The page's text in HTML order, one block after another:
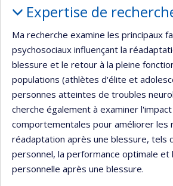
Expertise de
Ma recherche examine les principaux
psychosociaux influençant la
blessure et le retour à la pleine
populations (athlètes d'élite et
personnes atteintes de troubles
cherche également à examiner
comportementales pour améliorer les
réadaptation après une blessure, tels
personnel, la performance optimale et
personnelle après une blessure.